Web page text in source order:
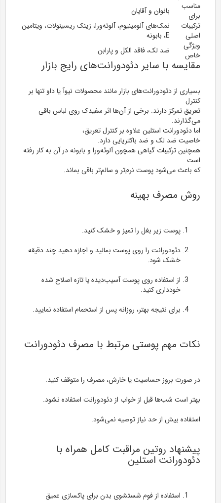
مناسب
برای
بانوان و آقایان
ترکیبات
اصلی
نمک‌های آلومینیوم، آلوئه‌ورا، زینک ریسینولات، ویتامین
E، بابونه
ویژگی
خاص
ضد لک، فاقد الکل و پارابن
مقایسه با سایر دئودورانت‌های رایج بازار
بسیاری از دئودورانت‌های بازار مانند محصولات نیوآ یا داو تنها بر
کنترل
تعریق تمرکز دارند. برخی از آن‌ها اثر سفیدک روی لباس باقی
می‌گذارند.
اما دئودورانت استلین علاوه بر کنترل تعریق،
خاصیت ضد لک و ضد باکتریاییدارد.
همچنین ترکیبات گیاهی همچون آلوئه‌ورا و بابونه در آن به کار رفته
است
که باعث می‌شود پوست نرم‌تر و سالم‌تر باقی بماند.
روش مصرف بهینه
پوست زیر بغل را تمیز و خشک کنید.
دئودورانت را روی پوست بمالید و اجازه دهید چند دقیقه
خشک شود.
از استفاده روی پوست آسیب‌دیده یا تازه اصلاح شده
خودداری کنید.
برای نتیجه بهتر، روزانه پس از استحمام استفاده نمایید.
نکات مهم پوستی مرتبط با مصرف دئودورانت
در صورت بروز حساسیت یا خارش، مصرف را متوقف کنید.
بهتر است شب‌ها قبل از خواب از دئودورانت استفاده نشود.
استفاده بیش از حد نیاز توصیه نمی‌شود.
پیشنهاد روتین مراقبت کامل همراه با
دئودورانت استلین
استفاده از فوم شستشوی بدن برای پاکسازی عمیق